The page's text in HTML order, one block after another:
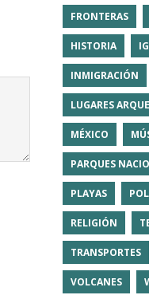
FRONTERAS
HISTORIA
INMIGRACIÓN
LUGARES
MÉXICO
PARQUES
PLAYAS
RELIGIÓN
TRANSPORTES
VOLCANES